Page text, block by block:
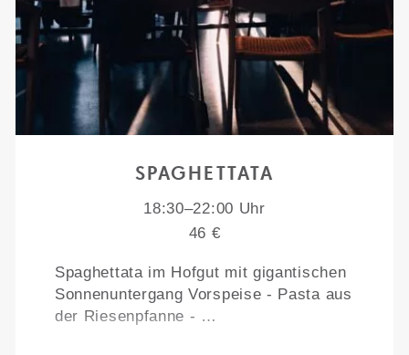
SPAGHETTATA
18:30–22:00 Uhr
46 €
Spaghettata im Hofgut mit gigantischen
Sonnenuntergang Vorspeise - Pasta aus
der Riesenpfanne - …